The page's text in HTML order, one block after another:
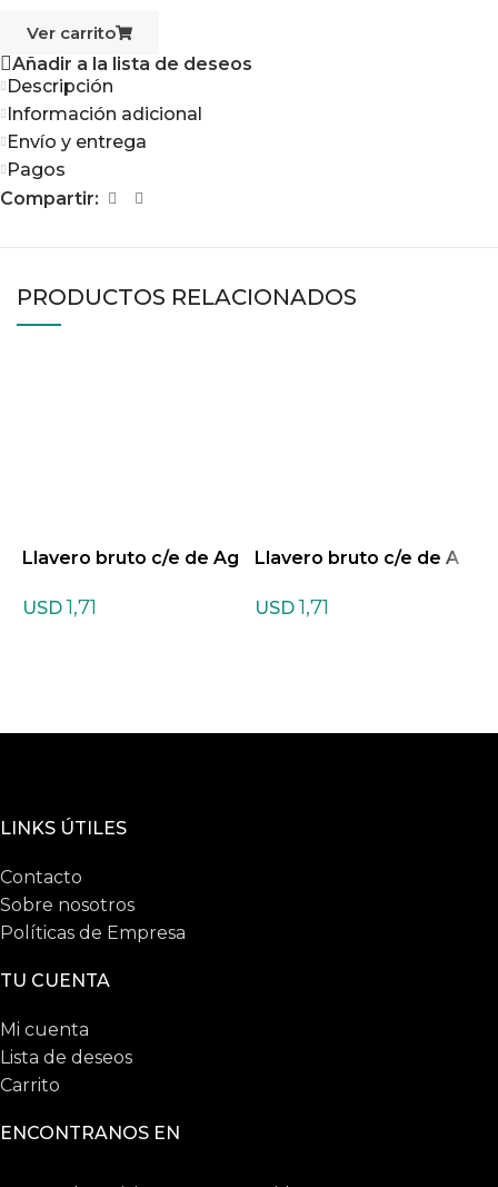
Ver carrito
Añadir a la lista de deseos
Descripción
Información adicional
Envío y entrega
Pagos
Compartir:
PRODUCTOS RELACIONADOS
Llavero bruto c/e de Ag
USD 1,71
Llavero bruto c/e de A
USD 1,71
LINKS ÚTILES
Contacto
Sobre nosotros
Políticas de Empresa
TU CUENTA
Mi cuenta
Lista de deseos
Carrito
ENCONTRANOS EN